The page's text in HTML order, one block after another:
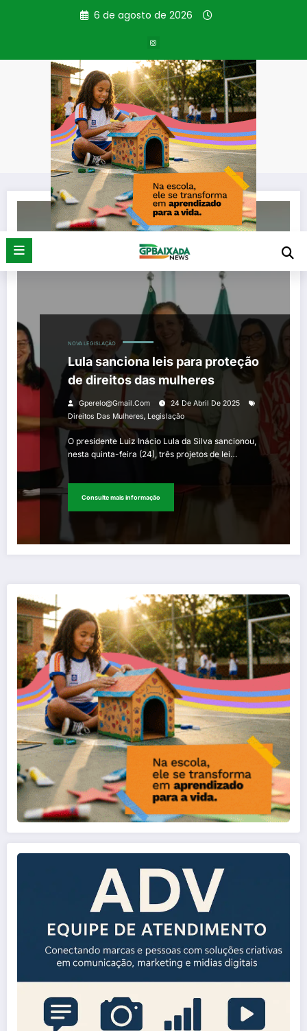
6 de agosto de 2026
Tag: Legislação
Página inicial Legislação
NOVA LEGISLAÇÃO
Lula sanciona leis para proteção
de direitos das mulheres
Gperelo@gmail.com
24 De Abril De 2025
Direitos Das Mulheres, Legislação
O presidente Luiz Inácio Lula da Silva sancionou,
nesta quinta-feira (24), três projetos de lei…
Consulte mais informação